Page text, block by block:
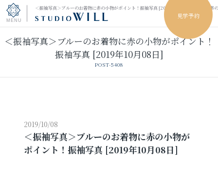
＜振袖写真＞ブルーのお着物に赤の小物がポイント！振袖写真 [2019年10月08日]｜小山市
見学予約
トップページ
ウェディングフォト
振袖レンタル 卒業袴レンタル
＜振袖写真＞ブルーのお着物に赤の小物がポイント！
振袖写真 [2019年10月08日]
POST-5408
2019/10/08
＜振袖写真＞ブルーのお着物に赤の小物が
ポイント！振袖写真 [2019年10月08日]